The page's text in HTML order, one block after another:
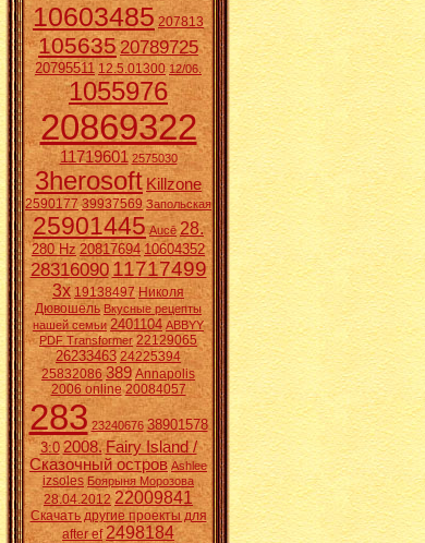
10603485 207813
10563520789725
20795511 12.5.01300 12/06.
1055976
20869322
11719601 2575030
3herosoft Killzone
2590177 39937569 Запольская
25901445 Aucē 28.
280 Hz 20817694 10604352
2831609011717499
3x 19138497 Николя
Дювошель Вкусные рецепты
нашей семьи 2401104 ABBYY
PDF Transformer 22129065
26233463 24225394
25832086 389 Annapolis
2006 online 20084057
283 23240676 38901578
3:0 2008. Fairy Island /
Сказочный остров Ashlee
izsoles Боярыня Морозова
28.04.2012 22009841
Скачать другие проекты для
after ef 2498184